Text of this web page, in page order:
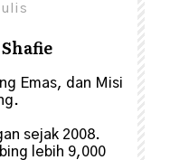
Emas, dan Misi
sejak 2008.
lebih 9,000